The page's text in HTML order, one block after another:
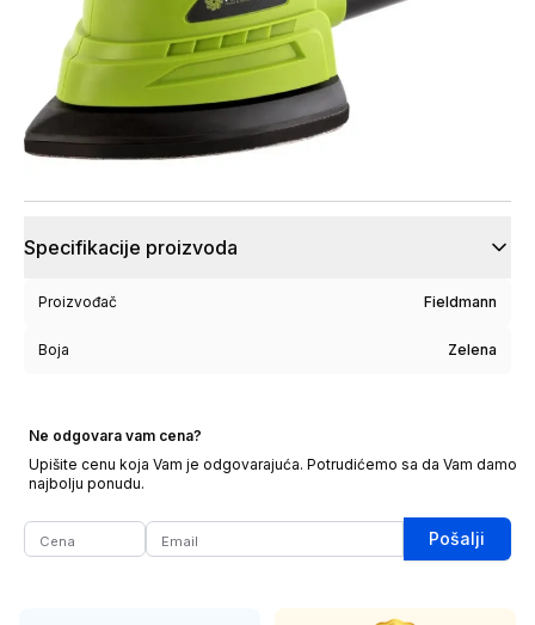
Specifikacije proizvoda
Proizvođač Fieldmann
Boja Zelena
Ne odgovara vam cena?
Upišite cenu koja Vam je odgovarajuća. Potrudićemo sa da Vam damo
najbolju ponudu.
Pošalji